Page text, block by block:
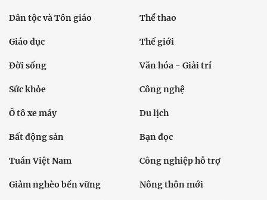
Dân tộc và Tôn giáo Thể thao
Giáo dục Thế giới
Đời sống Văn hóa - Giải trí
Sức khỏe Công nghệ
Ô tô xe máy Du lịch
Bất động sản Bạn đọc
Tuần Việt Nam Công nghiệp hỗ trợ
Giảm nghèo bền vững Nông thôn mới